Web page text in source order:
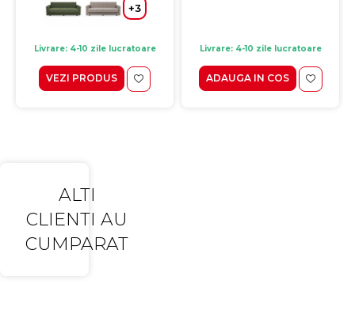
+3
Livrare: 4-10 zile lucratoare
VEZI PRODUS
Livrare: 4-10 zile lucratoare
ADAUGA IN COS
ALTI
CLIENTI AU
CUMPARAT